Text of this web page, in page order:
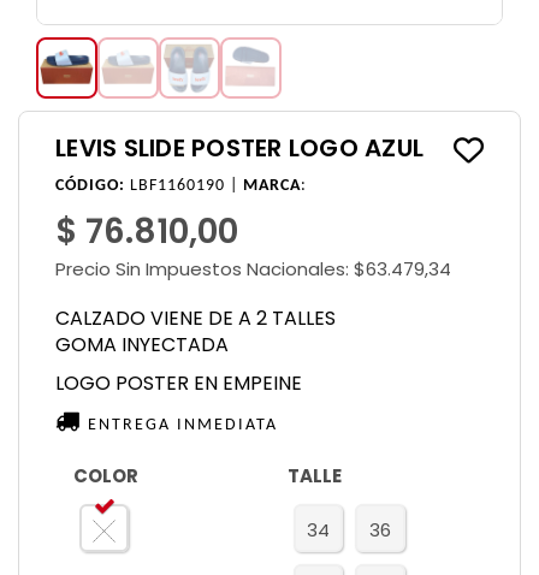
LEVIS SLIDE POSTER LOGO AZUL
CÓDIGO: LBF1160190 | MARCA:
$ 76.810,00
Precio Sin Impuestos Nacionales: $63.479,34
CALZADO VIENE DE A 2 TALLES
GOMA INYECTADA
LOGO POSTER EN EMPEINE
ENTREGA INMEDIATA
COLOR TALLE
34 36